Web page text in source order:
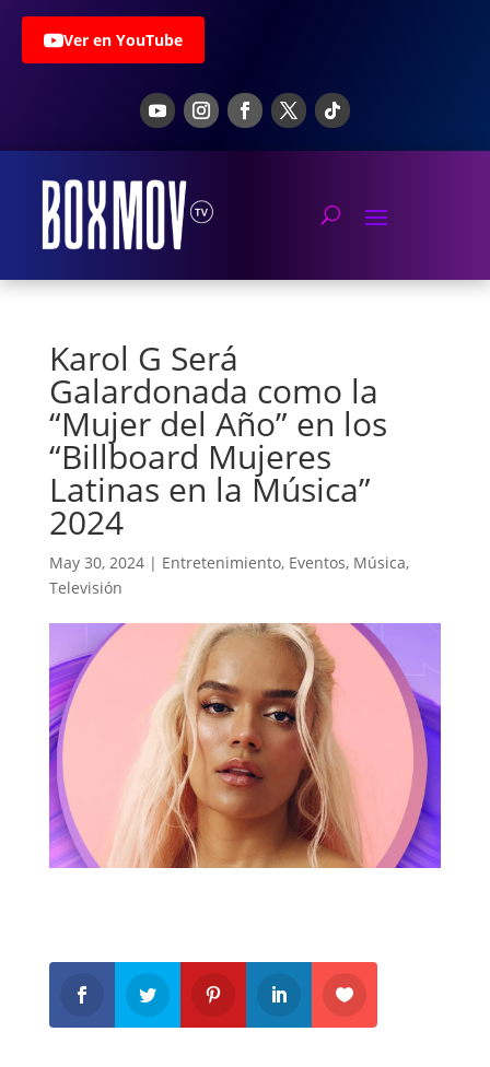
Ver en YouTube
Karol G Será
Galardonada como la
“Mujer del Año” en los
“Billboard Mujeres
Latinas en la Música”
2024
May 30, 2024| Entretenimiento, Eventos, Música,
Televisión